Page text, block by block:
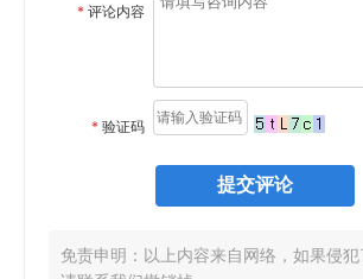
* 评论内容
* 验证码
免责申明：以上内容来自网络，如果侵犯